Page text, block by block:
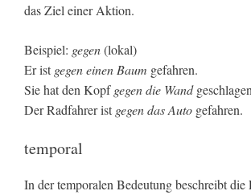
das Ziel einer Aktion.
Beispiel: gegen(lokal)
Er ist gegen einen Baum gefahren.
Sie hat den Kopfgegen die Wand
Der Radfahrer ist gegen das Auto gefahren.
temporal
In der temporalen Bedeutung beschreibt die